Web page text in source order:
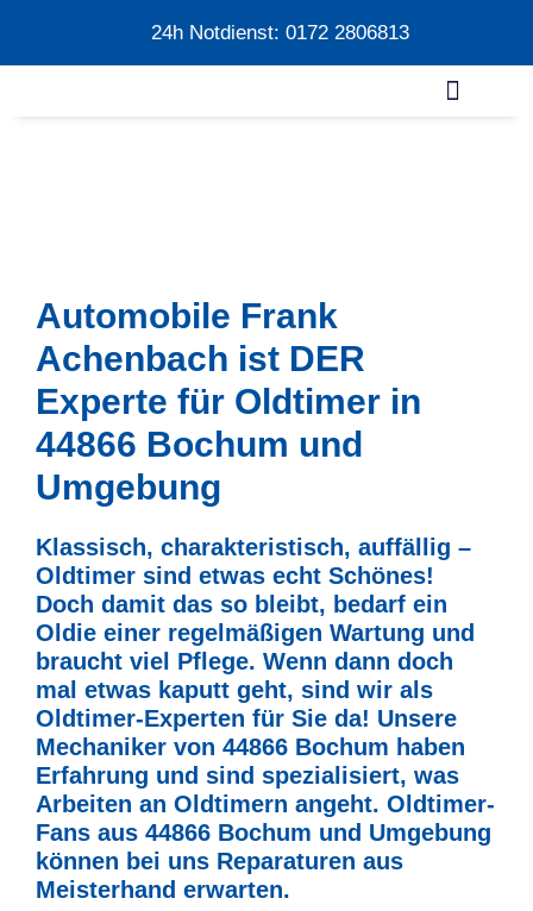
24h Notdienst: 0172 2806813
Automobile Frank
Achenbach ist DER
Experte für Oldtimer in
44866 Bochum und
Umgebung
Klassisch, charakteristisch, auffällig –
Oldtimer sind etwas echt Schönes!
Doch damit das so bleibt, bedarf ein
Oldie einer regelmäßigen Wartung und
braucht viel Pflege. Wenn dann doch
mal etwas kaputt geht, sind wir als
Oldtimer-Experten für Sie da! Unsere
Mechaniker von 44866 Bochum haben
Erfahrung und sind spezialisiert, was
Arbeiten an Oldtimern angeht. Oldtimer-
Fans aus 44866 Bochum und Umgebung
können bei uns Reparaturen aus
Meisterhand erwarten.